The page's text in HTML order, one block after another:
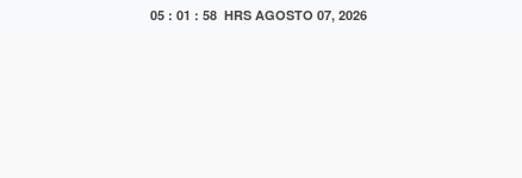
05 : 01 : 59 HRS AGOSTO 07, 2026